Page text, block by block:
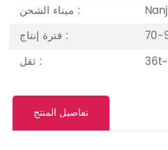
ميناء الشحن :
فترة إنتاج :
70-
ثقل :
تفاصيل المنتج